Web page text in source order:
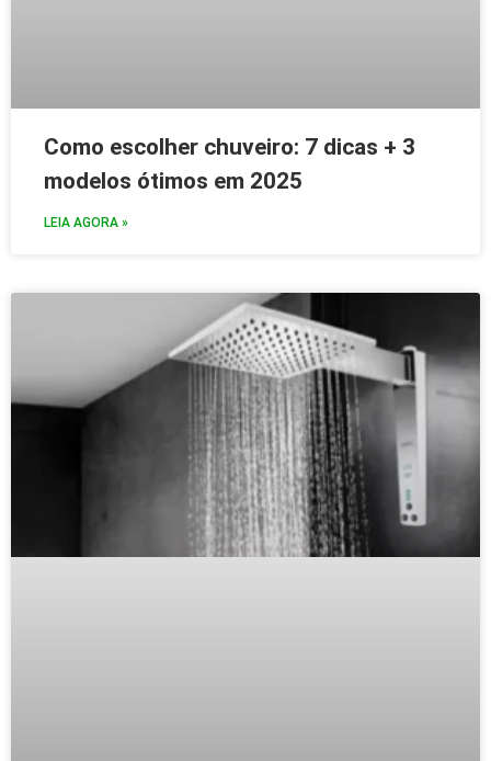
Como escolher chuveiro: 7 dicas + 3
modelos ótimos em 2025
LEIA AGORA »